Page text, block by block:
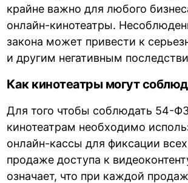
крайне важно для любого
онлайн-кинотеатры.
закона может привести к
и другим негативным
Как кинотеатры могут
Для того чтобы соблюдать 54-
кинотеатрам необходимо
онлайн-кассы для фиксации
продаже доступа к
означает, что при каждой